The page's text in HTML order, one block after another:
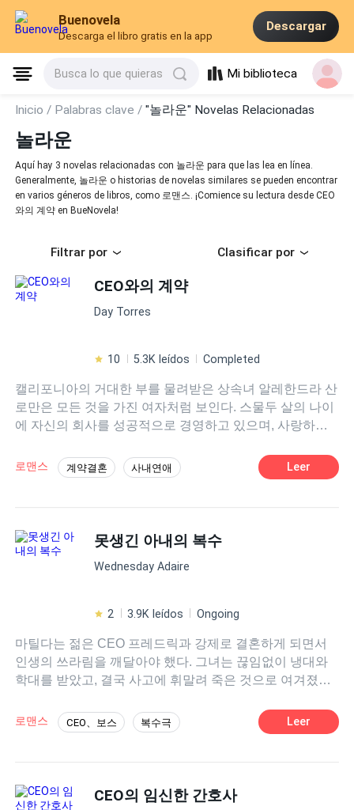
Buenovela
Descarga el libro gratis en la app
Descargar
Busca lo que quieras Mi biblioteca
Inicio / Palabras clave /"놀라운" Novelas Relacionadas
놀라운
Aquí hay 3 novelas relacionadas con 놀라운 para que las lea en línea.
Generalmente, 놀라운 o historias de novelas similares se pueden encontrar
en varios géneros de libros, como 로맨스. ¡Comience su lectura desde CEO
와의 계약 en BueNovela!
Filtrar por Clasificar por
CEO와의 계약
Day Torres
10 5.3K leídos Completed
캘리포니아의 거대한 부를 물려받은 상속녀 알레한드라 산
로만은 모든 것을 가진 여자처럼 보인다. 스물두 살의 나이
에 자신의 회사를 성공적으로 경영하고 있으며, 사랑하는
혼식을 불과 몇 시간 앞둔 순간, 그녀는 약혼자 알베르토가
자신을 살해하려는 계획을 꾸미고 있다는 사실을 우연히
이었다. 1년 후, 새로운 신분으로 돌아온 알레한드라에게는
단 하나의 목표만이 남아 있다. 자신을 배신한 사람들을 모
두 무너뜨리는 것. 하지만 복수를 완성하고 자신의 재산을
르토가 유일하게 두려워하는 남자, 냉혹하기로 악명 높은
들은 하나같이 그를 잔인하고, 무자비하며, 두려운 남자라
고 말한다. 그런데 알레한드라는… 바로 그런 남자를 사로
잡기 위해 돌아왔다. 문제는 스콧이 언제든 폭발할 수 있는
리만큼 5분에 한 번씩 그의 인내심을 시험하는 재주가 있다
는 사실이다. 결국 그가 그녀와 결혼할 수밖에 없는 상황에
로맨스 계약결혼 사내연애 Leer
못생긴 아내의 복수
Wednesday Adaire
2 3.9K leídos Ongoing
마틸다는 젊은 CEO 프레드릭과 강제로 결혼하게 되면서
인생의 쓰라림을 깨달아야 했다. 그녀는 끊임없이 냉대와
학대를 받았고, 결국 사고에 휘말려 죽은 것으로 여겨졌다.
사랑했던 남편 프레드릭에게 복수할 계획을 세우고 있다는
로맨스 CEO、보스 복수극 Leer
CEO의 임신한 간호사